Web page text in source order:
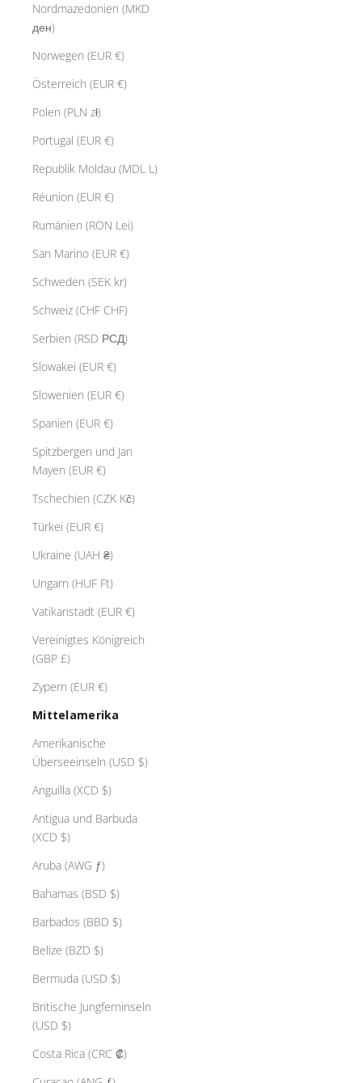
Nordmazedonien (MKD
ден)
Norwegen (EUR €)
Österreich (EUR €)
Polen (PLN zł)
Portugal (EUR €)
Republik Moldau (MDL L)
Réunion (EUR €)
Rumänien (RON Lei)
San Marino (EUR €)
Schweden (SEK kr)
Schweiz (CHF CHF)
Serbien (RSD РСД)
Slowakei (EUR €)
Slowenien (EUR €)
Spanien (EUR €)
Spitzbergen und Jan
Mayen (EUR €)
Tschechien (CZK Kč)
Türkei (EUR €)
Ukraine (UAH ₴)
Ungarn (HUF Ft)
Vatikanstadt (EUR €)
Vereinigtes Königreich
(GBP £)
Zypern (EUR €)
Mittelamerika
Amerikanische
Überseeinseln (USD $)
Anguilla (XCD $)
Antigua und Barbuda
(XCD $)
Aruba (AWG ƒ)
Bahamas (BSD $)
Barbados (BBD $)
Belize (BZD $)
Bermuda (USD $)
Britische Jungferninseln
(USD $)
Costa Rica (CRC ₡)